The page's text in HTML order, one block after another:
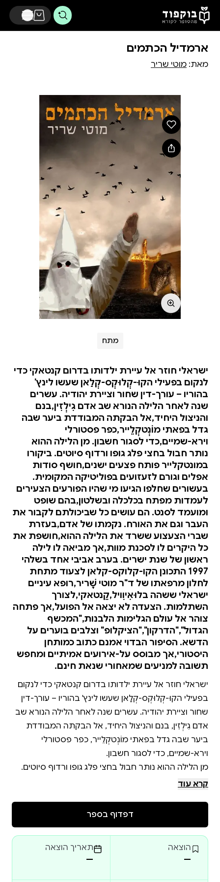
דלג לתוכן הראשי
ארמדיל הכתמים
מאת: מוטי שריר
מתח
ישראלי חוזר אל עיירת ילדותו בדרום קנטאקי כדי
לנקום בפעילי הקוּ-קְלוּקְס-קְלַאן שעשו לינץ'
בהוריו – עורך-דין שחור וציירת יהודיה. עשרים
שנה לאחר הלילה הנורא שב אדם גִילְזִין,בנם
והניצול היחיד,אל הבקתה המבודדת ביער שבה
גדל בפאתי מוֹנְטקְלֵייר,כפר פסטורלי
וירא-שמיים,כדי לסגור חשבון. מן הלילה ההוא
נותר חבול בחצי פלג גופו ורדוף סיוטים. ביקורו
במונטקלייר פותח פצעים ישנים,חושף סודות
אפלים וגורם לזעזועים בפוליטיקה המקומית.
בעשורים שחלפו הגיעו מי שהיו הפורעים הצעירים
לעמדות מפתח בכלכלה ובשלטון,בהם שופט
ומועמד לסנט. הם עושים כל שביכולתם לקבור את
העבר וגם את האורח. נקמתו של אדם,בעזרת
שברי הצעצוע ששרד את הלילה ההוא,חושפת את
כל היקרים לו לסכנת מוות,אך מביאה לו לילה
ראשון של שנת ישרים. בערב אביבי אחד בשלהי
1997 התכונן הקו-קלוקס-קלאן לצעוד מתחת
לחלון מרפאתו של ד"ר מוטי שָׁריר,רופא עיניים
ישראלי ששהה בלוּאִיוִויל,קֵנטאקי,לצורך
השתלמות. הצעדה לא יצאה אל הפועל,אך פתחה
צוהר אל עולם הגלימות הלבנות,"המכשף
הגדול","הדרקון","הציקלופ" וצלבים בוערים על
הדשא. הסיפור הבדוי אמנם כתוב כמותחן
היסטורי,אך מבוסס על-אירועים אמיתיים ומחפש
תשובה למניעים שמאחורי שנאת חינם.
ישראלי חוזר אל עיירת ילדותו בדרום קנטאקי כדי לנקום
בפעילי הקוּ-קְלוּקְס-קְלַאן שעשו לינץ' בהוריו – עורך-דין
שחור וציירת יהודיה. עשרים שנה לאחר הלילה הנורא שב
אדם גִילְזִין, בנם והניצול היחיד, אל הבקתה המבודדת
ביער שבה גדל בפאתי מוֹנְטקְלֵייר, כפר פסטורלי
מן הלילה ההוא נותר חבול בחצי פלג גופו ורדוף סיוטים.
ביקורו במונטקלייר פותח פצעים ישנים, חושף סודות
בכלכלה ובשלטון, בהם שופט ומועמד לסנט. הם עושים כל
נקמתו של אדם, בעזרת שברי הצעצוע ששרד את הלילה
קרא עוד
דפדוף בספר
הוצאה
—
תאריך הוצאה
—